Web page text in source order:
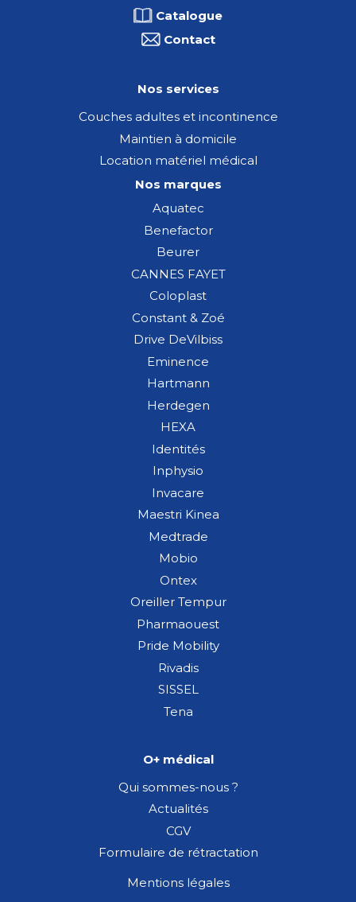
Catalogue
Contact
Nos services
Couches adultes et incontinence
Maintien à domicile
Location matériel médical
Nos marques
Aquatec
Benefactor
Beurer
CANNES FAYET
Coloplast
Constant & Zoé
Drive DeVilbiss
Eminence
Hartmann
Herdegen
HEXA
Identités
Inphysio
Invacare
Maestri Kinea
Medtrade
Mobio
Ontex
Oreiller Tempur
Pharmaouest
Pride Mobility
Rivadis
SISSEL
Tena
O+ médical
Qui sommes-nous ?
Actualités
CGV
Formulaire de rétractation
Mentions légales